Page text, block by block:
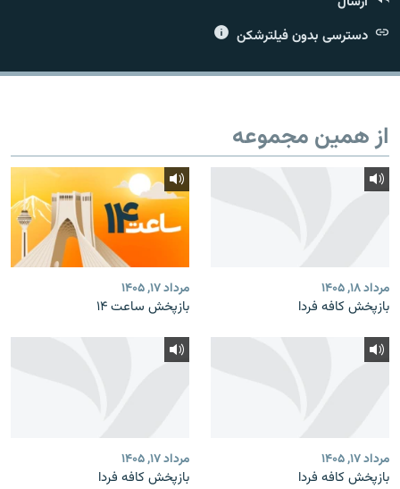
دسترسی بدون فیلترشکن
از همین مجموعه
مرداد ۱۸, ۱۴۰۵
بازپخش کافه فردا
مرداد ۱۷, ۱۴۰۵
بازپخش ساعت ۱۴
مرداد ۱۷, ۱۴۰۵
بازپخش کافه فردا
مرداد ۱۷, ۱۴۰۵
بازپخش کافه فردا